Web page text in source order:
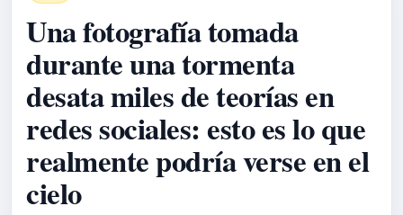
Una fotografía tomada
durante una tormenta
desata miles de teorías en
redes sociales: esto es lo que
realmente podría verse en el
cielo